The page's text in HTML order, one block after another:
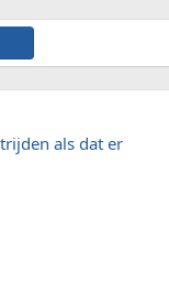
als dat er